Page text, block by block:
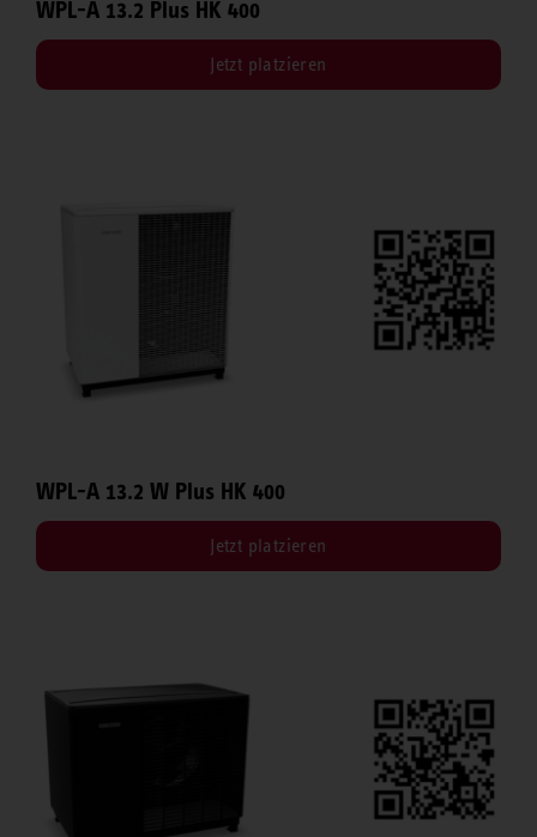
WPL-A 13.2 Plus HK 400
Jetzt platzieren
WPL-A 13.2 W Plus HK 400
Jetzt platzieren